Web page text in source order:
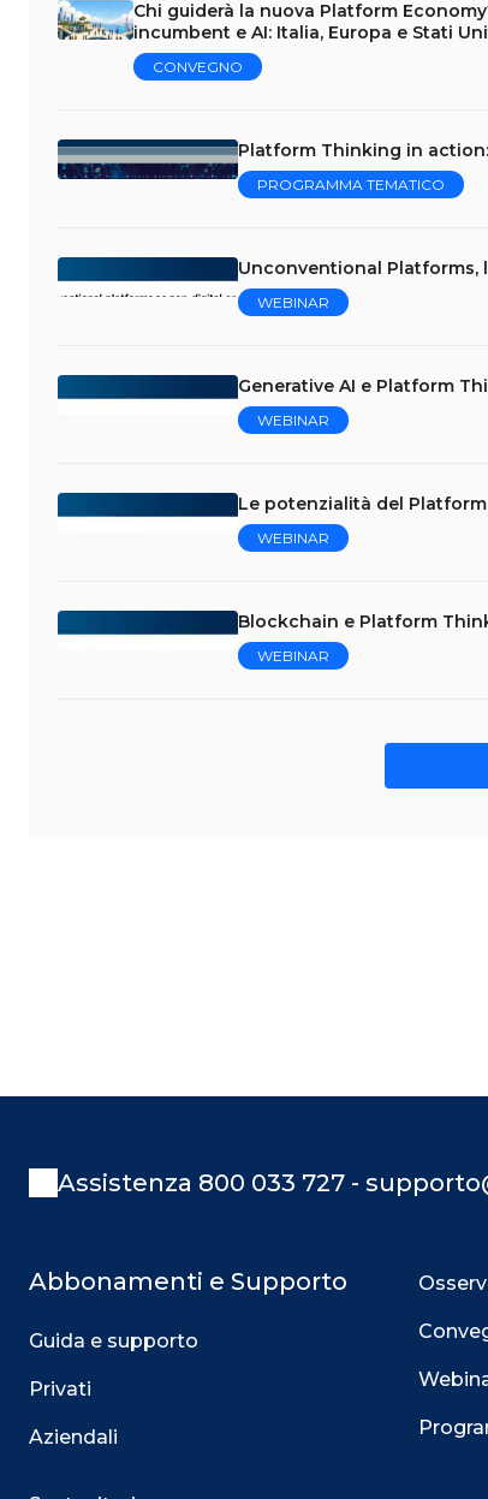
Chi guiderà la nuova Platform
incumbent e AI: Italia, Europa e Stati
CONVEGNO
Platform Thinking in
PROGRAMMA TEMATICO
Unconventional Platforms,
WEBINAR
Generative AI e Platform
WEBINAR
Le potenzialità del
WEBINAR
Blockchain e Platform
WEBINAR
Assistenza 800 033 727 -
Abbonamenti e Supporto
Guida e supporto
Privati
Aziendali